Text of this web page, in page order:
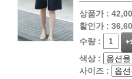
상품가 :
할인가 :
수량 :
색상 :
사이즈 :